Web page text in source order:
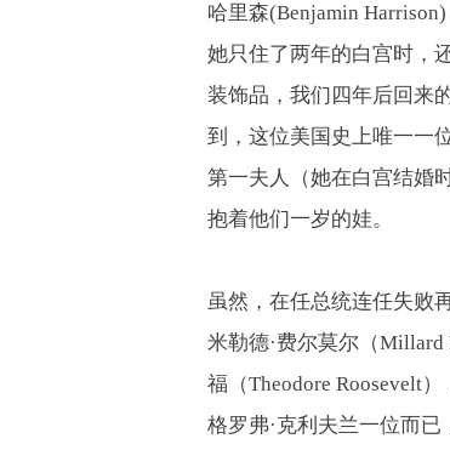
哈里森(Benjamin Harrison)
她只住了两年的白宫时，
装饰品，我们四年后回来
到，这位美国史上唯一一
第一夫人（她在白宫结婚
抱着他们一岁的娃。
虽然，在任总统连任失败
米勒德·费尔莫尔（Millard
福（Theodore Roosevelt）
格罗弗·克利夫兰一位而